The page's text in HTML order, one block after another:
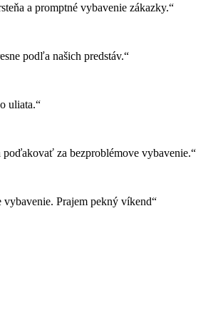
a promptné vybavenie zákazky.“
podľa našich predstáv.“
uliata.“
za bezproblémove vybavenie.“
Prajem pekný víkend“